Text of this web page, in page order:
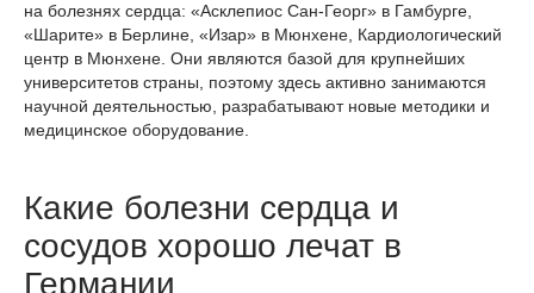
на болезнях сердца: «Асклепиос Сан-Георг» в Гамбурге,
«Шарите» в Берлине, «Изар» в Мюнхене, Кардиологический
центр в Мюнхене. Они являются базой для крупнейших
университетов страны, поэтому здесь активно занимаются
научной деятельностью, разрабатывают новые методики и
медицинское оборудование.
Какие болезни сердца и
сосудов хорошо лечат в
Германии